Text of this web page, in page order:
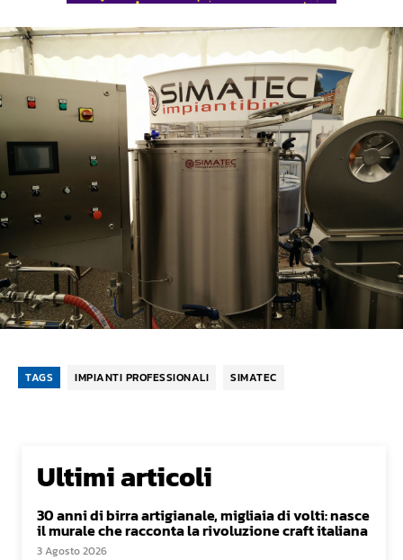
TAGS IMPIANTI PROFESSIONALI SIMATEC
Ultimi articoli
30 anni di birra artigianale, migliaia di volti: nasce
il murale che racconta la rivoluzione craft italiana
3 Agosto 2026